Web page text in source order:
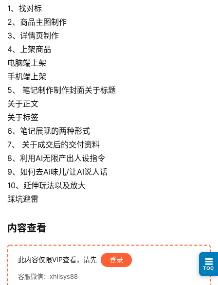
首
页
行
业
快
讯
开
眼
案
例
避
登录
1、找对标
2、商品主图制作
3、详情页制作
4、上架商品
电脑端上架
手机端上架
5、 笔记制作制作封面关于标题
关于正文
关于标签
6、笔记展现的两种形式
7、 关于成交后的交付资料
8、利用AI无限产出人设指令
9、如何去Ai味儿/让AI说人话
10、延伸玩法以及放大
踩坑避雷
内容查看
此内容仅限VIP查看，请先 登录
客服微信：xhllsys88
☰
TOC